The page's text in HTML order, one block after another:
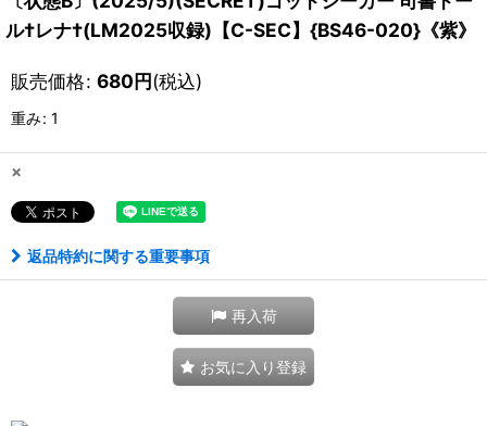
ル†レナ†(LM2025収録)【C-SEC】{BS46-020}《紫》
販売価格: 680円(税込)
重み: 1
×
返品特約に関する重要事項
再入荷
お気に入り登録